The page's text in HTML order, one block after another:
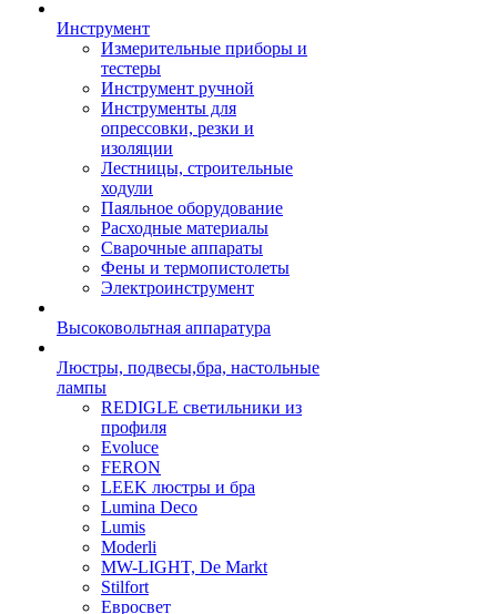
Инструмент
Измерительные приборы и
тестеры
Инструмент ручной
Инструменты для
опрессовки, резки и
изоляции
Лестницы, строительные
ходули
Паяльное оборудование
Расходные материалы
Сварочные аппараты
Фены и термопистолеты
Электроинструмент
Высоковольтная аппаратура
Люстры, подвесы,бра, настольные
лампы
REDIGLE светильники из
профиля
Evoluce
FERON
LEEK люстры и бра
Lumina Deco
Lumis
Moderli
MW-LIGHT, De Markt
Stilfort
Евросвет